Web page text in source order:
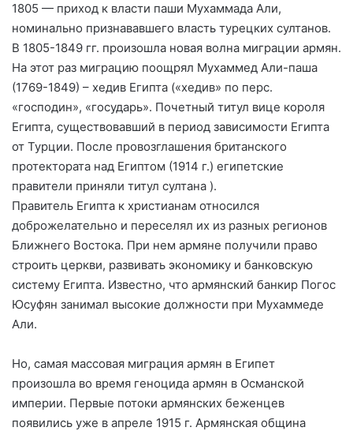
1805 — приход к власти паши Мухаммада Али,
номинально признававшего власть турецких султанов.
В 1805-1849 гг. произошла новая волна миграции армян.
На этот раз миграцию поощрял Мухаммед Али-паша
(1769-1849) – хедив Египта («хедив» по перс.
«господин», «государь». Почетный титул вице короля
Египта, существовавший в период зависимости Египта
от Турции. После провозглашения британского
протектората над Египтом (1914 г.) египетские
правители приняли титул султана ).
Правитель Египта к христианам относился
доброжелательно и переселял их из разных регионов
Ближнего Востока. При нем армяне получили право
строить церкви, развивать экономику и банковскую
систему Египта. Известно, что армянский банкир Погос
Юсуфян занимал высокие должности при Мухаммеде
Али.
Но, самая массовая миграция армян в Египет
произошла во время геноцида армян в Османской
империи. Первые потоки армянских беженцев
появились уже в апреле 1915 г. Армянская община